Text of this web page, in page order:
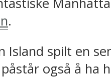
.
Island spilt en
også å ha